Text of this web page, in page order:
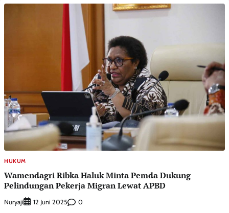
HUKUM
Wamendagri Ribka Haluk Minta Pemda Dukung
Pelindungan Pekerja Migran Lewat APBD
Nuryaji 12 Juni 2025 0